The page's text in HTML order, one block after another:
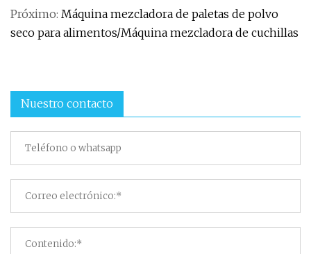
Próximo: Máquina mezcladora de paletas de polvo
seco para alimentos/Máquina mezcladora de cuchillas
Nuestro contacto